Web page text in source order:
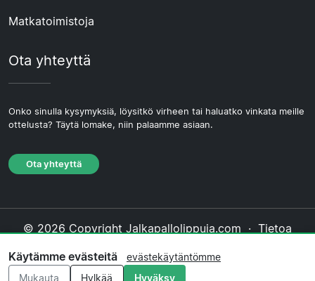
Matkatoimistoja
Ota yhteyttä
Onko sinulla kysymyksiä, löysitkö virheen tai haluatko vinkata meille
ottelusta? Täytä lomake, niin palaamme asiaan.
Ota yhteyttä
© 2026 Copyright Jalkapallolippuja.com · Tietoa
Evästekäytäntö·Toimituksellinen käytäntö
Käytämme evästeitä
evästekäytäntömme
Mukauta
Hylkää Hyväksy